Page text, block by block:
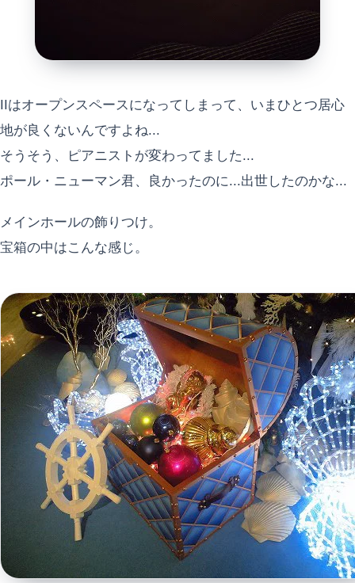
IIはオープンスペースになってしまって、いまひとつ居心
地が良くないんですよね...
そうそう、ピアニストが変わってました...
ポール・ニューマン君、良かったのに...出世したのかな...
メインホールの飾りつけ。
宝箱の中はこんな感じ。